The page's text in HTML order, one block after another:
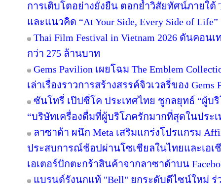
การเติบโตอย่างยั่งยืน ตอกย้ำวิสัยทัศน์ภายใต้
และแนวคิด “At Your Side, Every Side of Life”
Thai Film Festival in Vietnam 2026 ดันคอน
กว่า 275 ล้านบาท
Gems Pavilion เผยโฉม The Emblem
เล่าเรื่องราวการสร้างสรรค์จิวเวลรี่ของ
ซันโทรี่ เป๊ปซี่โค ประเทศไทย ชูกลยุทธ์ “ผู้บ
“บริษัทเครื่องดื่มที่ผู้บริโภครักมากที่สุดในประเ
ลาซาด้า ผนึก Meta เสริมแกร่งโปรแกรม
ประสบการณ์ช้อปผ่านโซเชียลในไทยและเอเ
เอเตอร์ปักตะกร้าสินค้าจากลาซาด้าบน
แบรนด์รังนกแท้ "Bell" ยกระดับดีไซน์ใหม่ ร่